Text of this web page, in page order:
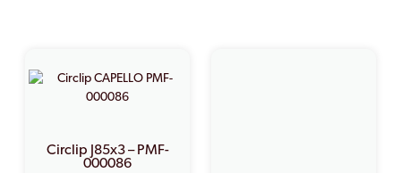
Circlip J85x3 – PMF-
000086